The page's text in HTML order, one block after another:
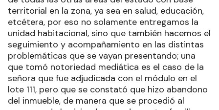
territorial en la zona, ya sea en salud, educación,
etcétera, por eso no solamente entregamos la
unidad habitacional, sino que también hacemos el
seguimiento y acompañamiento en las distintas
problemáticas que se vayan presentando; una
que tomó notoriedad mediática es el caso de la
señora que fue adjudicada con el módulo en el
lote 111, pero que se constató que hizo abandono
del inmueble, de manera que se procedió al